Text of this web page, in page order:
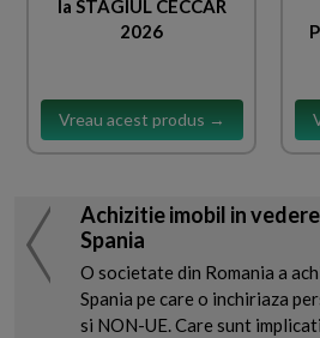
la STAGIUL CECCAR
2026
Vreau acest produs →
Achizitie imobil in
Spania
O societate din Romania a
Spania pe care o inchiriaza
si NON-UE. Care sunt